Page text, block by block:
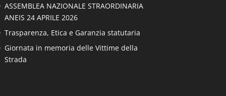
ASSEMBLEA NAZIONALE STRAORDINARIA
ANEIS 24 APRILE 2026
Trasparenza, Etica e Garanzia statutaria
Giornata in memoria delle Vittime della
Strada